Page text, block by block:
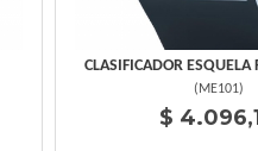
CLASIFICADOR ESQUELA
( ME101)
$